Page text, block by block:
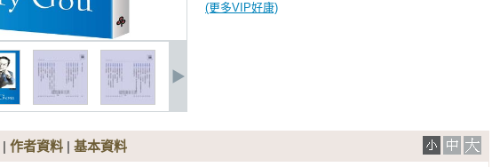
(更多VIP好康)
| 作者資料 | 基本資料